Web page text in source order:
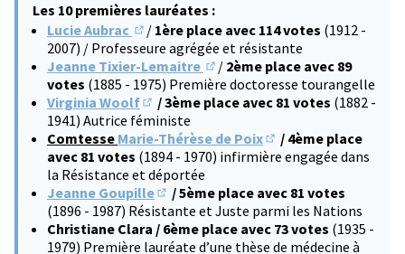
Les 10 premières lauréates :
Lucie Aubrac
(S'ouvre dans un nouvel onglet)
/ 1ère place avec 114 votes (1912 -
2007) / Professeure agrégée et résistante
Jeanne Tixier-Lemaitre
(S'ouvre dans un nouvel onglet)
/ 2ème place avec 89
votes (1885 - 1975) Première doctoresse tourangelle
Virginia Woolf
(S'ouvre dans un nouvel onglet)
/ 3ème place avec 81 votes (1882 -
1941) Autrice féministe
Comtesse Marie-Thérèse de Poix
(S'ouvre dans un
/ 4ème place
avec 81 votes (1894 - 1970) infirmière engagée dans
la Résistance et déportée
Jeanne Goupille
(S'ouvre dans un nouvel onglet)
/ 5ème place avec 81 votes
(1896 - 1987) Résistante et Juste parmi les Nations
Christiane Clara / 6ème place avec 73 votes (1935 -
1979) Première lauréate d’une thèse de médecine à